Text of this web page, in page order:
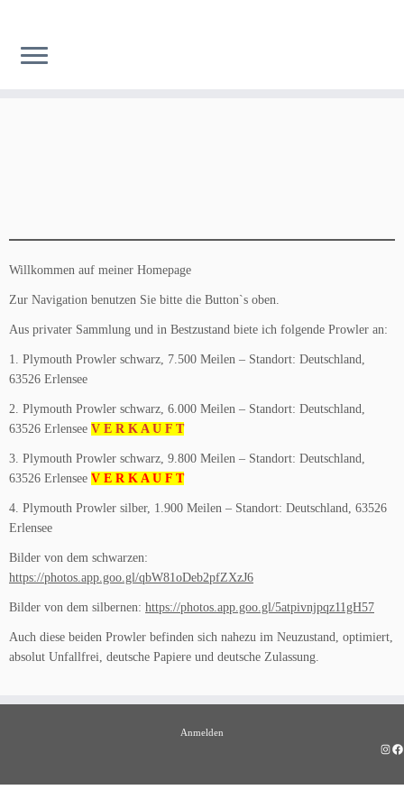
Willkommen auf meiner Homepage
Zur Navigation benutzen Sie bitte die Button`s oben.
Aus privater Sammlung und in Bestzustand biete ich folgende Prowler an:
1. Plymouth Prowler schwarz, 7.500 Meilen – Standort: Deutschland,
63526 Erlensee
2. Plymouth Prowler schwarz, 6.000 Meilen – Standort: Deutschland,
63526 Erlensee V E R K A U F T
3. Plymouth Prowler schwarz, 9.800 Meilen – Standort: Deutschland,
63526 Erlensee V E R K A U F T
4. Plymouth Prowler silber, 1.900 Meilen – Standort: Deutschland, 63526
Erlensee
Bilder von dem schwarzen:
https://photos.app.goo.gl/qbW81oDeb2pfZXzJ6
Bilder von dem silbernen: https://photos.app.goo.gl/5atpivnjpqz11gH57
Auch diese beiden Prowler befinden sich nahezu im Neuzustand, optimiert,
absolut Unfallfrei, deutsche Papiere und deutsche Zulassung.
Anmelden